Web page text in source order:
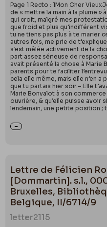
Page 1 Recto : 1Mon Cher
de « mettre la main à la plume »
qui croit, malgré mes
que froid et plus qu’indifférent
tu ne tiens pas plus à te marier
autres fois, me prie de
s’est mêlée activement de la
part assez sérieuse de
avait présenté la chose à Marie
parents pour te faciliter
cela elle même, mais elle n’en a
que tu partais hier soir.– Elle
Marie Bonvalot à son
ouvrière, & qu’elle puisse avoir
lendemain, une petite position ;
Lettre de Félicien
[Dommartin]. s.l.,
Bruxelles,
Belgique, II/6714/9
letter2115